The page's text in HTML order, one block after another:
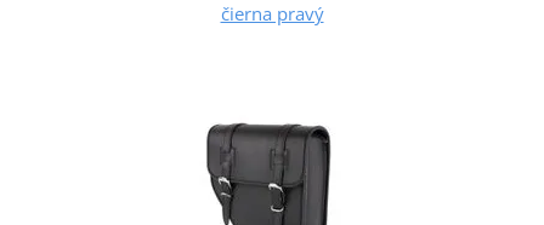
čierna pravý